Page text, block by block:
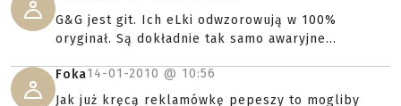
G&G jest git. Ich eLki odwzorowują w 100%
oryginał. Są dokładnie tak samo awaryjne...
Foka14-01-2010 @ 10:56
Jak już kręcą reklamówkę pepeszy to mogliby